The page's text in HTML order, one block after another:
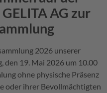
GELITAAG zur
2026 unserer
den 19. Mai 2026 um 10.00
ohne physische Präsenz
oder ihrer Bevollmächtigten